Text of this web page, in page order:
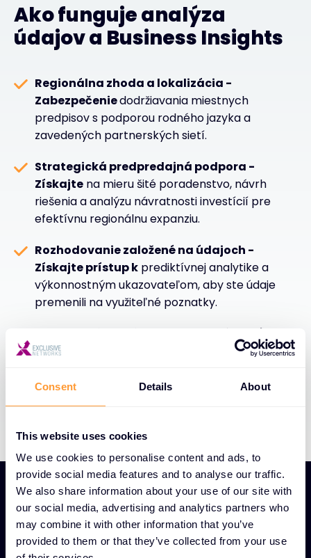
Consent Details About
This website uses cookies
We use cookies to personalise content and ads, to
provide social media features and to analyse our traffic.
We also share information about your use of our site with
our social media, advertising and analytics partners who
may combine it with other information that you’ve
provided to them or that they’ve collected from your use
Ako funguje analýza
údajov a Business Insights
Regionálna zhoda a lokalizácia -
Zabezpečeniedodržiavania miestnych
predpisov s podporou rodného jazyka a
zavedených partnerských sietí.
Strategická predpredajná podpora -
Získajte na mieru šité poradenstvo, návrh
riešenia a analýzu návratnosti investícií pre
efektívnu regionálnu expanziu.
Rozhodovanie založené na údajoch -
Získajte prístup k prediktívnej analytike a
výkonnostným ukazovateľom, aby ste údaje
premenili na využiteľné poznatky.
Optimalizácia nákladov a efektívnosť -
Implementujte
cielené odporúčania na
efektívnosti.
JEDINEČNÉ FUNKCIE ANALÝZY ÚDAJOV A PREHĽADOV